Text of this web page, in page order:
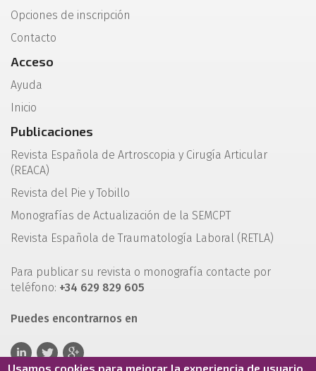
Opciones de inscripción
Contacto
Acceso
Ayuda
Inicio
Publicaciones
Revista Española de Artroscopia y Cirugía Articular
(REACA)
Revista del Pie y Tobillo
Monografías de Actualización de la SEMCPT
Revista Española de Traumatología Laboral (RETLA)
Para publicar su revista o monografía contacte por
teléfono: +34 629 829 605
Puedes encontrarnos en
Usamos cookies para mejorar la experiencia de usuario.